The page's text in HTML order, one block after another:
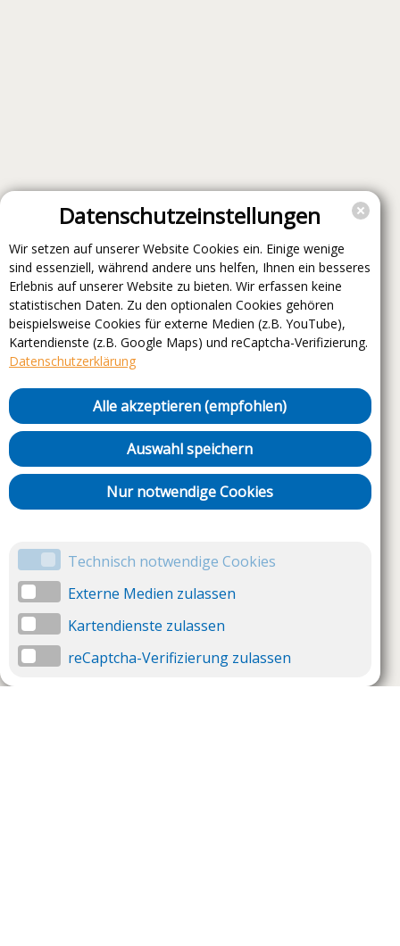
Datenschutzeinstellungen
Wir setzen auf unserer Website Cookies ein. Einige wenige
sind essenziell, während andere uns helfen, Ihnen ein besseres
Erlebnis auf unserer Website zu bieten. Wir erfassen keine
statistischen Daten. Zu den optionalen Cookies gehören
beispielsweise Cookies für externe Medien (z.B. YouTube),
Kartendienste (z.B. Google Maps) und reCaptcha-Verifizierung.
Datenschutzerklärung
Alle akzeptieren (empfohlen)
Auswahl speichern
Nur notwendige Cookies
Technisch notwendige Cookies
Externe Medien zulassen
Kartendienste zulassen
reCaptcha-Verifizierung zulassen